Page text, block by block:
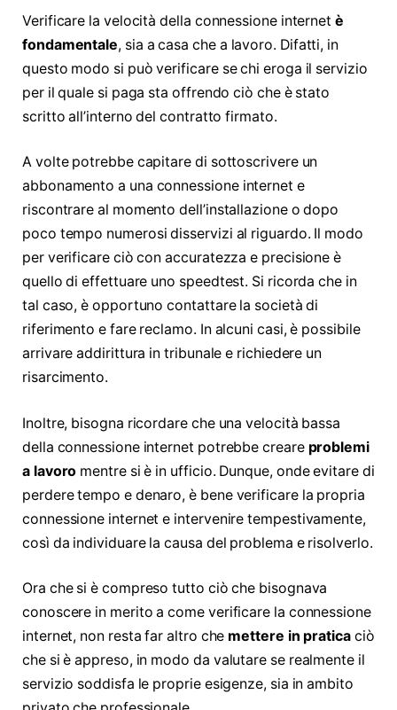
Verificare la velocità della connessione internetè
fondamentale, sia a casa che a lavoro. Difatti, in
questo modo si può verificare se chi eroga il servizio
per il quale si paga sta offrendo ciò che è stato
scritto all’interno del contratto firmato.
A volte potrebbe capitare di sottoscrivere un
abbonamento a una connessione internet e
riscontrare al momento dell’installazione o dopo
poco tempo numerosi disservizi al riguardo. Il modo
per verificare ciò con accuratezza e precisione è
quello di effettuare uno speedtest. Si ricorda che in
tal caso, è opportuno contattare la società di
riferimento e fare reclamo. In alcuni casi, è possibile
arrivare addirittura in tribunale e richiedere un
risarcimento.
Inoltre, bisogna ricordare che una velocità bassa
della connessione internet potrebbe creareproblemi
a lavoro mentre si è in ufficio. Dunque, onde evitare di
perdere tempo e denaro, è bene verificare la propria
connessione internet e intervenire tempestivamente,
così da individuare la causa del problema e risolverlo.
Ora che si è compreso tutto ciò che bisognava
conoscere in merito a come verificare la connessione
internet, non resta far altro che mettere in praticaciò
che si è appreso, in modo da valutare se realmente il
servizio soddisfa le proprie esigenze, sia in ambito